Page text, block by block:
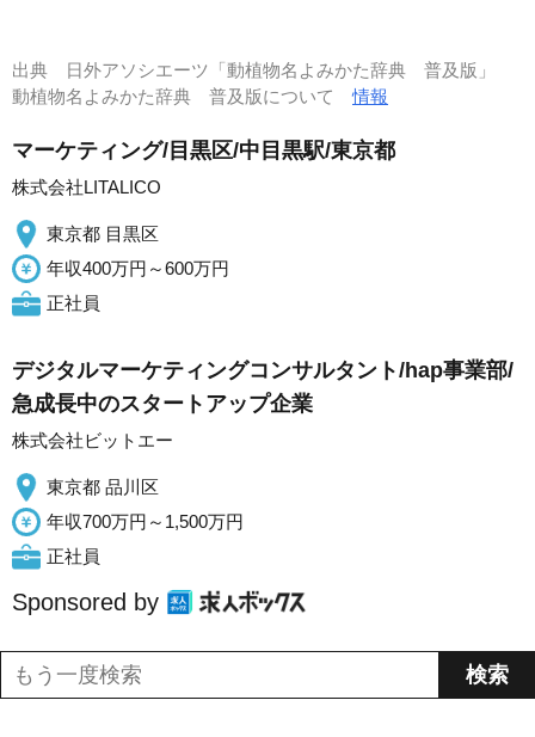
出典
日外アソシエーツ「動植物名よみかた辞典 普及版」
動植物名よみかた辞典 普及版について情報
マーケティング/目黒区/中目黒駅/東京都
株式会社LITALICO
東京都 目黒区
年収400万円～600万円
正社員
デジタルマーケティングコンサルタント/hap事業部/
急成長中のスタートアップ企業
株式会社ビットエー
東京都 品川区
年収700万円～1,500万円
正社員
Sponsored by